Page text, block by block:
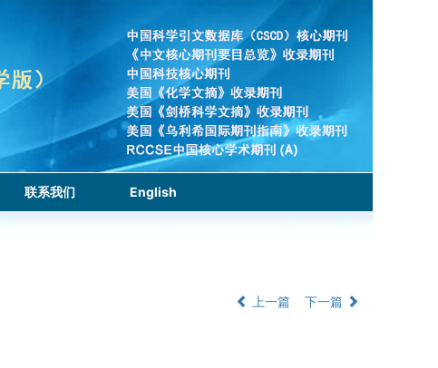
联系我们 English
上一篇 下一篇